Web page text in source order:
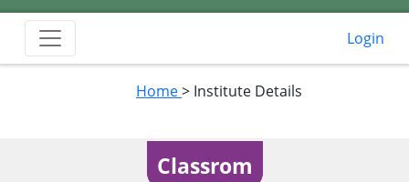
Login
Home> Institute Details
Classrom